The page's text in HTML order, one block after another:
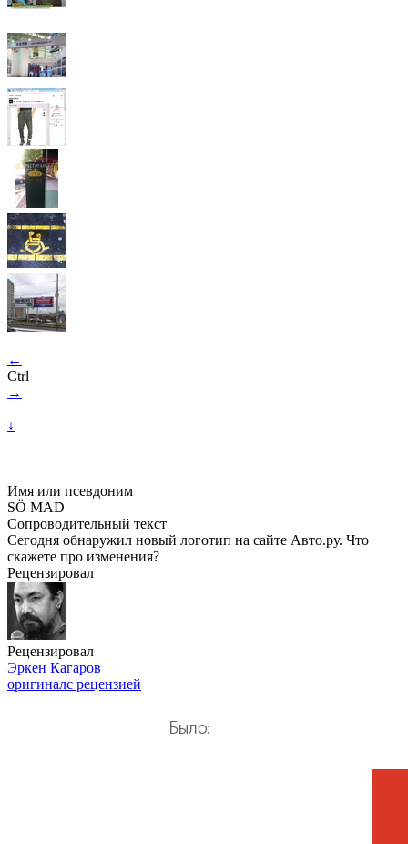
←
Ctrl
→
↓
Имя или псевдоним
SÖ MAD
Сопроводительный текст
Сегодня обнаружил новый логотип на сайте Авто.ру. Что
скажете про изменения?
Рецензировал
Рецензировал
Эркен Кагаров
оригиналс рецензией